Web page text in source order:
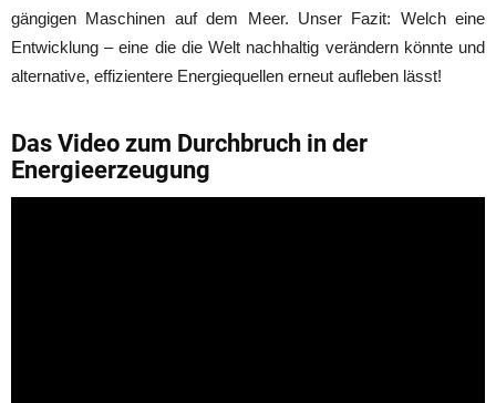
gängigen Maschinen auf dem Meer. Unser Fazit: Welch eine
Entwicklung – eine die die Welt nachhaltig verändern könnte und
alternative, effizientere Energiequellen erneut aufleben lässt!
Das Video zum Durchbruch in der
Energieerzeugung